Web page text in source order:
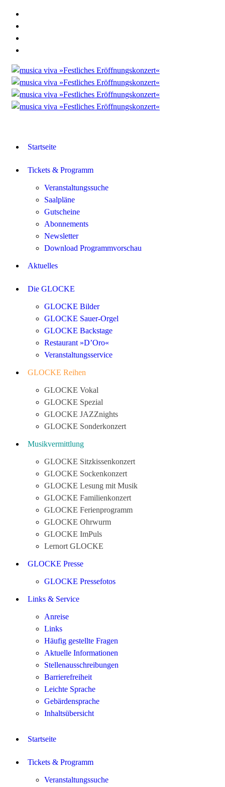
Startseite
Tickets & Programm
Veranstaltungssuche
Saalpläne
Gutscheine
Abonnements
Newsletter
Download Programmvorschau
Aktuelles
Die GLOCKE
GLOCKE Bilder
GLOCKE Sauer-Orgel
GLOCKE Backstage
Restaurant »D’Oro«
Veranstaltungsservice
GLOCKE Reihen
GLOCKE Vokal
GLOCKE Spezial
GLOCKE JAZZnights
GLOCKE Sonderkonzert
Musikvermittlung
GLOCKE Sitzkissenkonzert
GLOCKE Sockenkonzert
GLOCKE Lesung mit Musik
GLOCKE Familienkonzert
GLOCKE Ferienprogramm
GLOCKE Ohrwurm
GLOCKE ImPuls
Lernort GLOCKE
GLOCKE Presse
GLOCKE Pressefotos
Links & Service
Anreise
Links
Häufig gestellte Fragen
Aktuelle Informationen
Stellenausschreibungen
Barrierefreiheit
Leichte Sprache
Gebärdensprache
Inhaltsübersicht
Startseite
Tickets & Programm
Veranstaltungssuche